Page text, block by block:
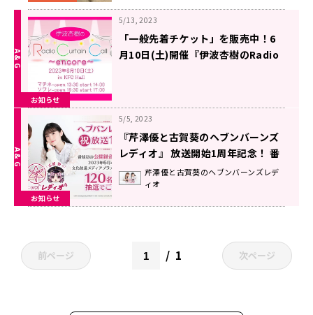
お知らせ
5/13, 2023
「一般先着チケット」を販売中！6
月10日(土)開催『伊波杏樹のRadio
お知らせ
5/5, 2023
『芹澤優と古賀葵のヘブンバーンズ
レディオ』 放送開始1周年記念！ 番
組初の公開録音が決定 抽選で120名
のリスナーを無料招待！
芹澤優と古賀葵のヘブンバーンズレデ
ィオ
前ページ 1 次ページ